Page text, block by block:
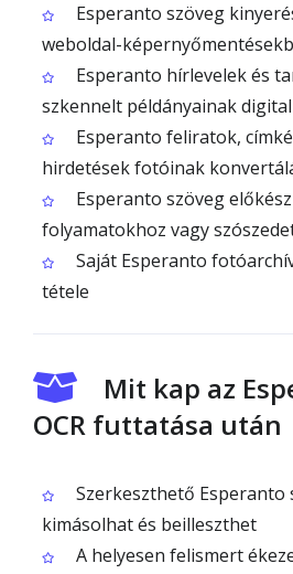
Esperanto szöveg
weboldal-
Esperanto hírlevelek és
szkennelt példányainak
Esperanto feliratok,
hirdetések fotóinak
Esperanto szöveg
folyamatokhoz vagy
Saját Esperanto
tétele
Mit kap az
OCR futtatása után
Szerkeszthető Esperanto
kimásolhat és beilleszthet
A helyesen felismert